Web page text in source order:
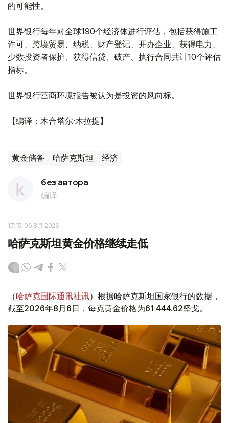
的可能性。
世界银行每年对全球190个经济体进行评估，包括获得施工
许可、跨境贸易、纳税、财产登记、开办企业、获得电力、
少数投资者保护、获得信贷、破产、执行合同共计10个评估
指标。
世界银行营商环境报告被认为是投资的风向标。
【编译：木合塔尔·木拉提】
黄金储备 哈萨克斯坦 经济
без автора
编译
17:15, 06 8月 2026
哈萨克斯坦黄金价格继续走低
（哈萨克国际通讯社讯）根据哈萨克斯坦国家银行的数据，
截至2026年8月6日，每克黄金价格为61 444.62坚戈。